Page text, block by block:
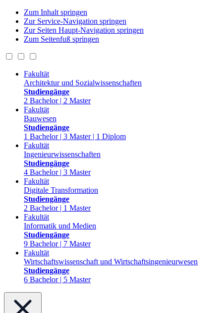
Zum Inhalt springen
Zur Service-Navigation springen
Zur Seiten Haupt-Navigation springen
Zum Seitenfuß springen
Fakultät
Architektur und Sozialwissenschaften
Studiengänge
2 Bachelor | 2 Master
Fakultät
Bauwesen
Studiengänge
1 Bachelor | 3 Master | 1 Diplom
Fakultät
Ingenieurwissenschaften
Studiengänge
4 Bachelor | 3 Master
Fakultät
Digitale Transformation
Studiengänge
2 Bachelor | 1 Master
Fakultät
Informatik und Medien
Studiengänge
9 Bachelor | 7 Master
Fakultät
Wirtschaftswissenschaft und Wirtschaftsingenieurwesen
Studiengänge
6 Bachelor | 5 Master